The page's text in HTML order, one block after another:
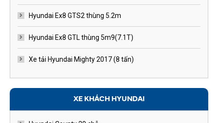
Hyundai Ex8 GTS2 thùng 5.2m
Hyundai Ex8 GTL thùng 5m9(7.1T)
Xe tải Hyundai Mighty 2017 (8 tấn)
XE KHÁCH HYUNDAI